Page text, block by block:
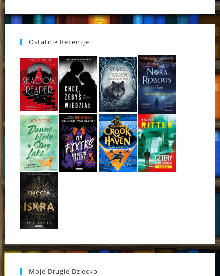
Ostatnie Recenzje
Moje Drugie Dziecko